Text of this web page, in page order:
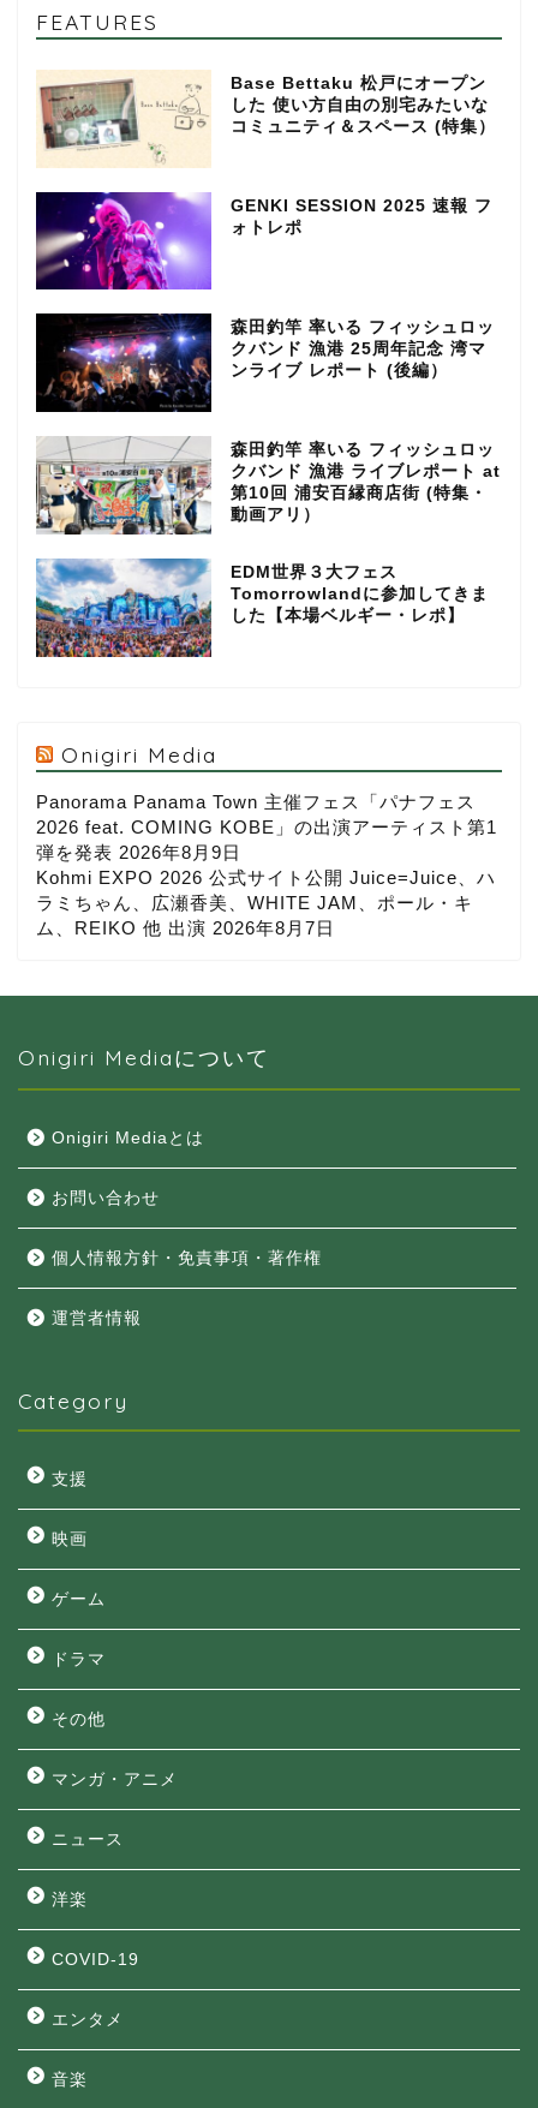
FEATURES
Base Bettaku 松戸にオープン
した 使い方自由の別宅みたいな
コミュニティ＆スペース (特集）
GENKI SESSION 2025 速報 フ
ォトレポ
森田釣竿 率いる フィッシュロッ
クバンド 漁港 25周年記念 湾マ
ンライブ レポート (後編）
森田釣竿 率いる フィッシュロッ
クバンド 漁港 ライブレポート at
第10回 浦安百縁商店街 (特集・
動画アリ）
EDM世界３大フェス
Tomorrowlandに参加してきま
した【本場ベルギー・レポ】
Onigiri Media
Panorama Panama Town 主催フェス「パナフェス
2026 feat. COMING KOBE」の出演アーティスト第1
弾を発表 2026年8月9日
Kohmi EXPO 2026 公式サイト公開 Juice=Juice、ハ
ラミちゃん、広瀬香美、WHITE JAM、ポール・キ
ム、REIKO 他 出演 2026年8月7日
Onigiri Mediaについて
Onigiri Mediaとは
お問い合わせ
個人情報方針・免責事項・著作権
運営者情報
Category
支援
映画
ゲーム
ドラマ
その他
マンガ・アニメ
ニュース
洋楽
COVID-19
エンタメ
音楽